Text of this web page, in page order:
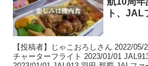
ト、JAL
【投稿者】じゃこおろしさん 2022/
チャーターフライト 2023/01/01